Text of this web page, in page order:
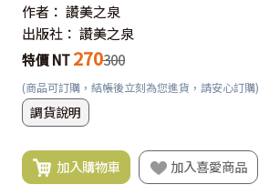
作者： 讚美之泉
出版社： 讚美之泉
特價 NT 270300
(商品可訂購，結帳後立刻為您進貨，請安心訂購)
調貨說明
加入購物車 加入喜愛商品